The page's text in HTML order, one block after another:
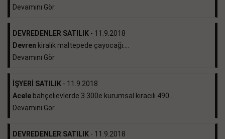
Devamını Gör
DEVREDENLER SATILIK - 11.9.2018
Devren kiralık maltepede çayocağı....
Devamını Gör
İŞYERİ SATILIK - 11.9.2018
Acele bahçelievlerde 3.300e kurumsal kiracılı 490...
Devamını Gör
DEVREDENLER SATILIK - 11.9.2018